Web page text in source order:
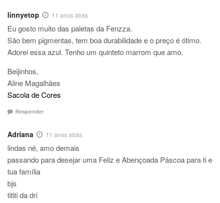
linnyetop 11 anos atrás
Eu gosto muito das paletas da Fenzza.
São bem pigmentas, tem boa durabilidade e o preço é ótimo.
Adorei essa azul. Tenho um quinteto marrom que amo.
Beijinhos,
Aline Magalhães
Sacola de Cores
Responder
Adriana 11 anos atrás
lindas né, amo demais
passando para desejar uma Feliz e Abençoada Páscoa para ti e
tua família
bjs
tititi da dri